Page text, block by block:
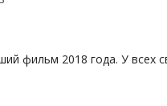
фильм 2018 года. У всех